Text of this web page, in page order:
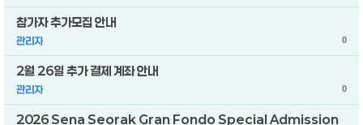
참가자 추가모집 안내
관리자 0
2월 26일 추가 결제 계좌 안내
관리자 0
2026 Sena Seorak Gran Fondo Special Admission